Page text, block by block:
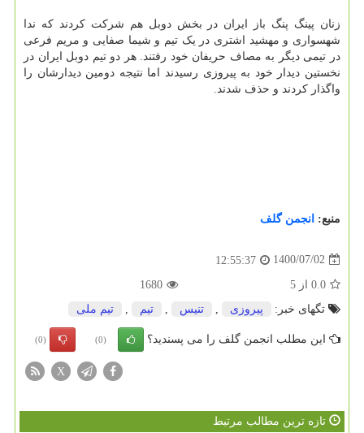
زنان پینگ پنگ باز ایران در بخش دوبل هم شرکت کردند که ندا
شهسواری و مهشید اشتری در یک تیم و شیما صفایی و مریم فرعی
در تیمی دیگر به مصاف حریفان خود رفتند. هر دو تیم دوبل ایران در
نخستین دیدار خود به پیروزی رسیدند اما نتیجه دومین دیدارشان را
واگذار کردند و حذف شدند.
منبع: انجمن گلف
1400/07/02
12:55:37
0.0 از 5
1680
تگهای خبر:
پیروزی تنیس تیم تیم ملی
این مطلب انجمن گلف را می پسندید؟ (0)
(0)
X
تازه ترین مطالب مرتبط